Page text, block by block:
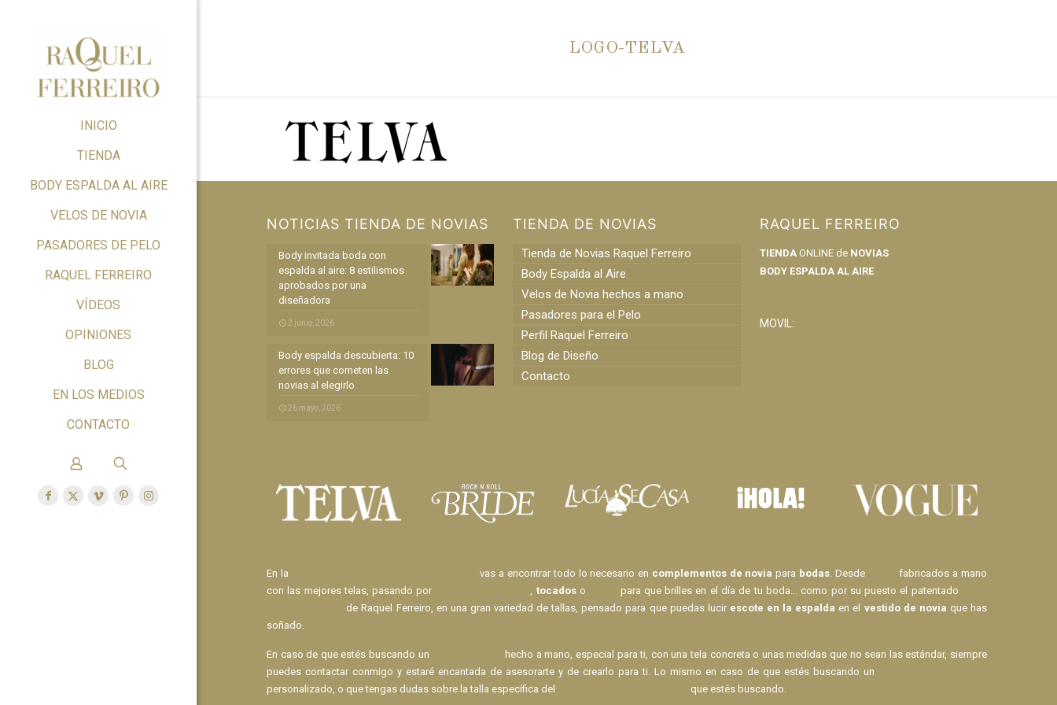
INICIO
TIENDA
BODY ESPALDA AL AIRE
VELOS DE NOVIA
PASADORES DE PELO
RAQUEL FERREIRO
VÍDEOS
OPINIONES
BLOG
EN LOS MEDIOS
CONTACTO
LOGO-TELVA
NOTICIAS TIENDA DE NOVIAS
Body invitada boda con
espalda al aire: 8 estilismos
aprobados por una
diseñadora
2 junio, 2026
Body espalda descubierta: 10
errores que cometen las
novias al elegirlo
26 mayo, 2026
TIENDA DE NOVIAS
Tienda de Novias Raquel Ferreiro
Body Espalda al Aire
Velos de Novia hechos a mano
Pasadores para el Pelo
Perfil Raquel Ferreiro
Blog de Diseño
Contacto
RAQUEL FERREIRO
TIENDAONLINE de NOVIAS
BODY ESPALDA AL AIRE
MOVIL:
En la vas a encontrar todo lo necesario en complementos de novia para bodas. Desde
fabricados a mano
con las mejores telas, pasando por
pasadores de pelo, tocadoso para que brilles en el día de tu boda... como por su puesto el patentado
de Raquel Ferreiro, en una gran variedad de tallas, pensado para que puedas lucir escote en la espalda en el vestido de novia que has
soñado.
En caso de que estés buscando un
hecho a mano, especial para ti, con una tela concreta o unas medidas que no sean las estándar, siempre
puedes contactar conmigo y estaré encantada de asesorarte y de crearlo para ti. Lo mismo en caso de que estés buscando un
personalizado, o que tengas dudas sobre la talla específica del
que estés buscando.